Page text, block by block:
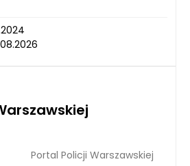
Portal Policji Warszawskiej